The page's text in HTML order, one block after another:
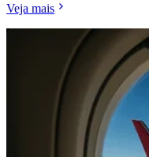
Veja mais